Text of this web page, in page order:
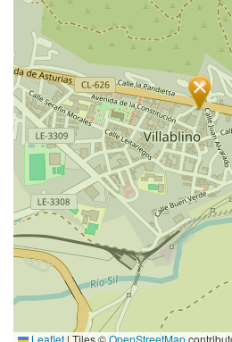
Leaflet| Tiles ©OpenStreetMap